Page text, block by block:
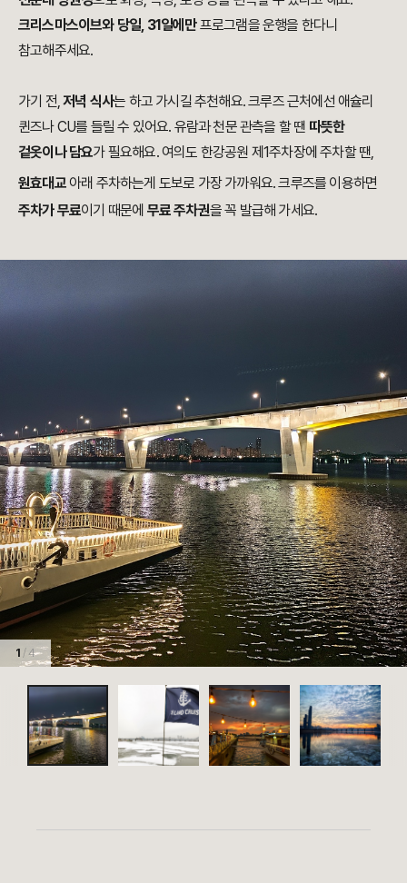
크리스마스이브와 당일, 31일에만프로그램을 운행을 한다니
참고해주세요.
가기 전,저녁 식사는 하고 가시길 추천해요. 크루즈 근처에선 애슐리
퀸즈나 CU를 들릴 수 있어요. 유람과 천문 관측을 할 땐 따뜻한
겉옷이나 담요가 필요해요. 여의도 한강공원 제1주차장에 주차할 땐,
원효대교아래 주차하는게 도보로 가장 가까워요. 크루즈를 이용하면
주차가 무료이기 때문에 무료 주차권을 꼭 발급해 가세요.
1 / 4